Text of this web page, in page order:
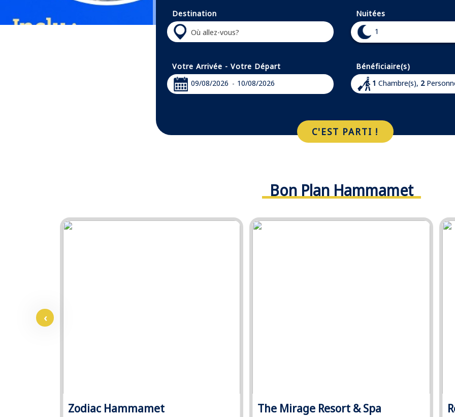
Destination
Nuitées
1
Votre Arrivée - Votre Départ
09/08/2026 - 10/08/2026
Bénéficiaire(s)
1 Chambre(s), 2
C'EST PARTI !
Bon Plan Hammamet
Zodiac Hammamet The Mirage Resort & Spa
‹